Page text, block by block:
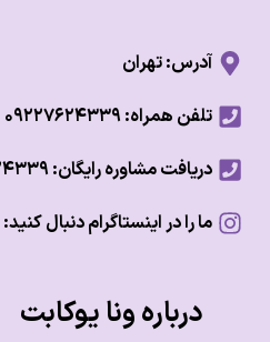
آدرس: تهران
تلفن همراه: ۰۹۲۲۷۶۲۴۳۳۹
دریافت مشاوره رایگان: ۰۹۲۲۷۶۲۴۳۳۹
ما را در اینستاگرام دنبال کنید: vena_youckabetshop
درباره ونا یوکابت